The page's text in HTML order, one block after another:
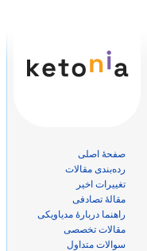
صفحهٔ اصلی
رده‌بندی مقالات
تغییرات اخیر
مقالهٔ تصادفی
راهنما دربارهٔ مدیاویکی
مقالات تخصصی
سوالات متداول